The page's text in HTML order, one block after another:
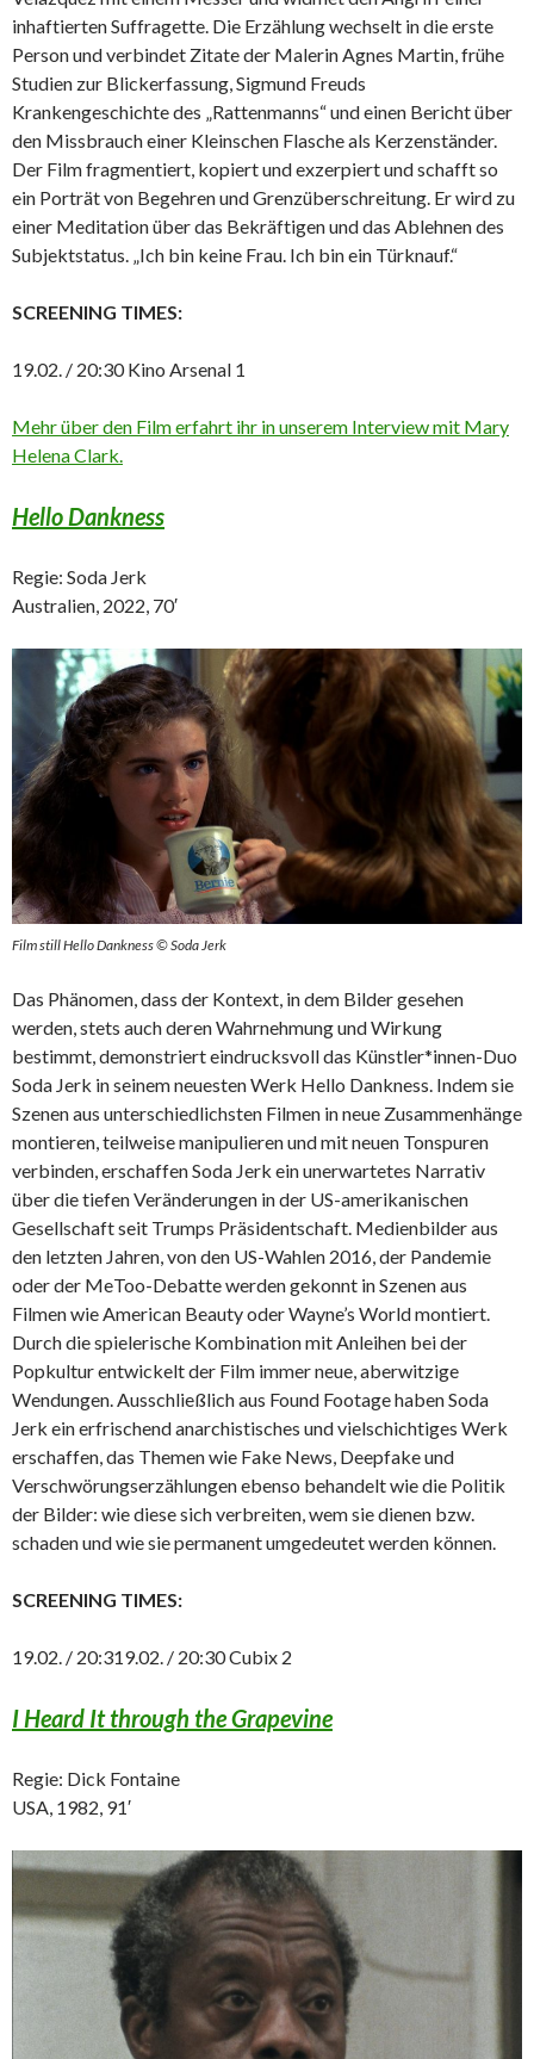
inhaftierten Suffragette. Die Erzählung wechselt in die erste
Person und verbindet Zitate der Malerin Agnes Martin, frühe
Studien zur Blickerfassung, Sigmund Freuds
Krankengeschichte des „Rattenmanns“ und einen Bericht über
den Missbrauch einer Kleinschen Flasche als Kerzenständer.
Der Film fragmentiert, kopiert und exzerpiert und schafft so
ein Porträt von Begehren und Grenzüberschreitung. Er wird zu
einer Meditation über das Bekräftigen und das Ablehnen des
Subjektstatus. „Ich bin keine Frau. Ich bin ein Türknauf.“
SCREENING TIMES:
19.02. / 20:30 Kino Arsenal 1
Mehr über den Film erfahrt ihr in unserem Interview mit Mary
Helena Clark.
Hello Dankness
Regie: Soda Jerk
Australien, 2022, 70′
Film still Hello Dankness © Soda Jerk
Das Phänomen, dass der Kontext, in dem Bilder gesehen
werden, stets auch deren Wahrnehmung und Wirkung
bestimmt, demonstriert eindrucksvoll das Künstler*innen-Duo
Soda Jerk in seinem neuesten Werk Hello Dankness. Indem sie
Szenen aus unterschiedlichsten Filmen in neue Zusammenhänge
montieren, teilweise manipulieren und mit neuen Tonspuren
verbinden, erschaffen Soda Jerk ein unerwartetes Narrativ
über die tiefen Veränderungen in der US-amerikanischen
Gesellschaft seit Trumps Präsidentschaft. Medienbilder aus
den letzten Jahren, von den US-Wahlen 2016, der Pandemie
oder der MeToo-Debatte werden gekonnt in Szenen aus
Filmen wie American Beauty oder Wayne’s World montiert.
Durch die spielerische Kombination mit Anleihen bei der
Popkultur entwickelt der Film immer neue, aberwitzige
Wendungen. Ausschließlich aus Found Footage haben Soda
Jerk ein erfrischend anarchistisches und vielschichtiges Werk
erschaffen, das Themen wie Fake News, Deepfake und
Verschwörungserzählungen ebenso behandelt wie die Politik
der Bilder: wie diese sich verbreiten, wem sie dienen bzw.
schaden und wie sie permanent umgedeutet werden können.
SCREENING TIMES:
19.02. / 20:319.02. / 20:30 Cubix 2
I Heard It through the Grapevine
Regie: Dick Fontaine
USA, 1982, 91′